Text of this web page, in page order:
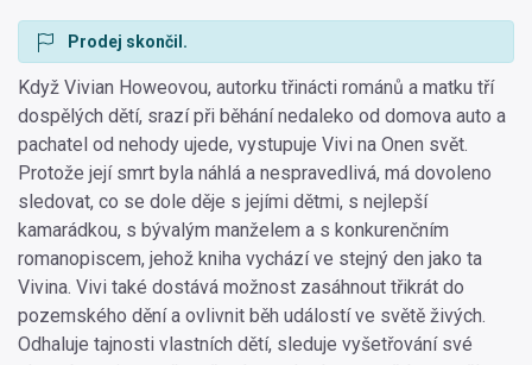
Když Vivian Howeovou, autorku třinácti románů a matku tří
dospělých dětí, srazí při běhání nedaleko od domova auto a
pachatel od nehody ujede, vystupuje Vivi na Onen svět.
Protože její smrt byla náhlá a nespravedlivá, má dovoleno
sledovat, co se dole děje s jejími dětmi, s nejlepší
kamarádkou, s bývalým manželem a s konkurenčním
romanopiscem, jehož kniha vychází ve stejný den jako ta
Vivina. Vivi také dostává možnost zasáhnout třikrát do
pozemského dění a ovlivnit běh událostí ve světě živých.
Odhaluje tajnosti vlastních dětí, sleduje vyšetřování své
Prodej skončil.